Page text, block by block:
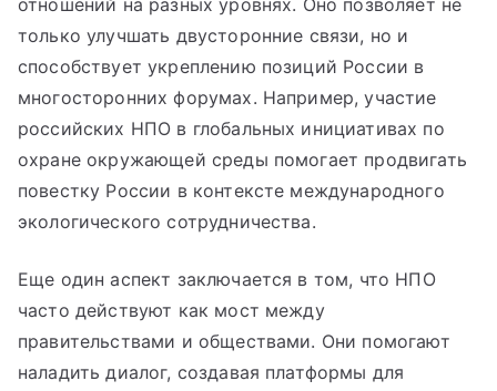
отношений на разных уровнях. Оно позволяет не
только улучшать двусторонние связи, но и
способствует укреплению позиций России в
многосторонних форумах. Например, участие
российских НПО в глобальных инициативах по
охране окружающей среды помогает продвигать
повестку России в контексте международного
экологического сотрудничества.
Еще один аспект заключается в том, что НПО
часто действуют как мост между
правительствами и обществами. Они помогают
наладить диалог, создавая платформы для